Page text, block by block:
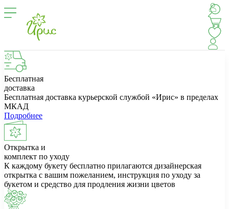
Бесплатная
доставка
Бесплатная доставка курьерской службой «Ирис» в пределах
МКАД
Подробнее
Открытка и
комплект по уходу
К каждому букету бесплатно прилагаются дизайнерская
открытка с вашим пожеланием, инструкция по уходу за
букетом и средство для продления жизни цветов